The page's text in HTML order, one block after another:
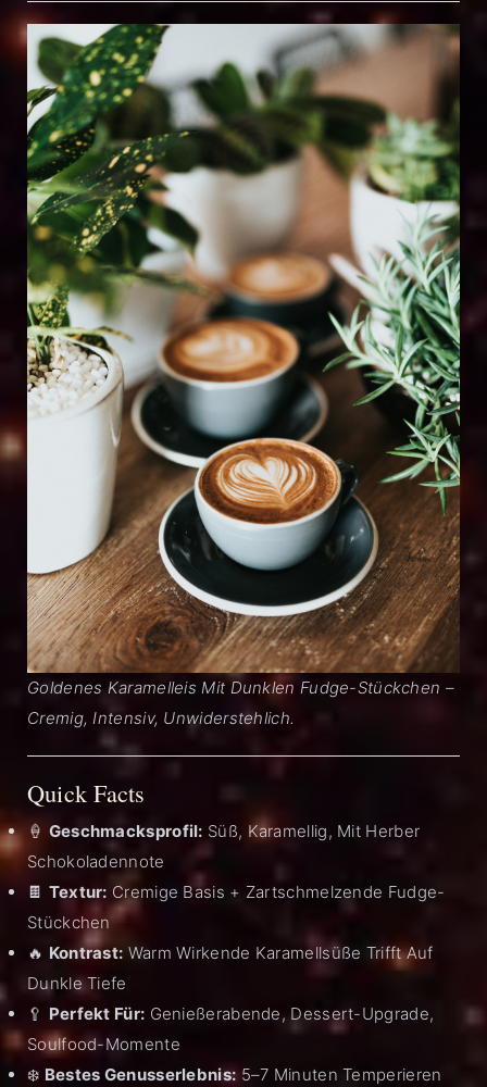
Goldenes Karamelleis Mit Dunklen Fudge-Stückchen –
Cremig, Intensiv, Unwiderstehlich.
Quick Facts
🍦 Geschmacksprofil: Süß, Karamellig, Mit Herber
Schokoladennote
🍫 Textur: Cremige Basis + Zartschmelzende Fudge-
Stückchen
🔥 Kontrast: Warm Wirkende Karamellsüße Trifft Auf
Dunkle Tiefe
🥄 Perfekt Für: Genießerabende, Dessert-Upgrade,
Soulfood-Momente
❄️ Bestes Genusserlebnis: 5–7 Minuten Temperieren